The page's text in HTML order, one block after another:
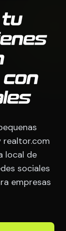
tu
realtor.com
local de
sociales
empresas